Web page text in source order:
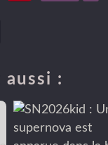
aussi :